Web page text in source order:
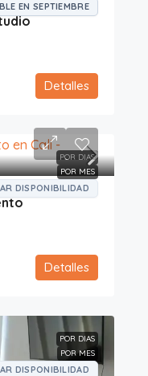
EN SEPTIEMBRE
Detalles
POR DIAS
POR MES
DISPONIBILIDAD
Detalles
POR DIAS
POR MES
DISPONIBILIDAD